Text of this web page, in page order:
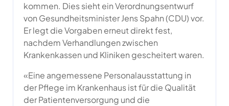
kommen. Dies sieht ein Verordnungsentwurf
von Gesundheitsminister Jens Spahn (CDU) vor.
Er legt die Vorgaben erneut direkt fest,
nachdem Verhandlungen zwischen
Krankenkassen und Kliniken gescheitert waren.
«Eine angemessene Personalausstattung in
der Pflege im Krankenhaus ist für die Qualität
der Patientenversorgung und die